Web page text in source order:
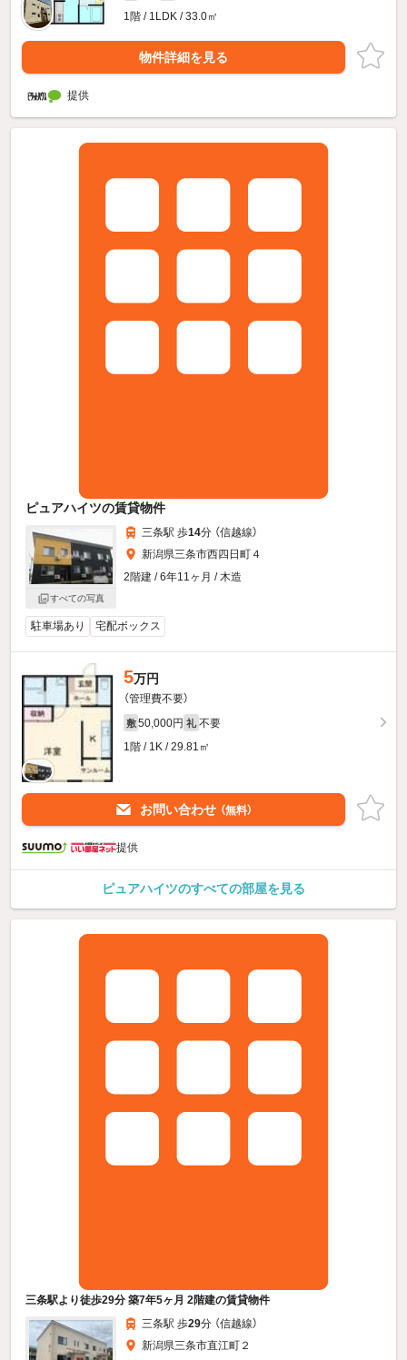
1階 / 1LDK / 33.0㎡
物件詳細を見る
提供
ピュアハイツの賃貸物件
すべての写真
三条駅 歩14分 （信越線）
新潟県三条市西四日町４
2階建 / 6年11ヶ月 / 木造
駐車場あり 宅配ボックス
5万円
（管理費不要）
敷 50,000円 礼 不要
1階 / 1K / 29.81㎡
お問い合わせ （無料）
提供
ピュアハイツのすべての部屋を見る
三条駅より徒歩29分 築7年5ヶ月 2階建の賃貸物件
三条駅 歩29分 （信越線）
新潟県三条市直江町２